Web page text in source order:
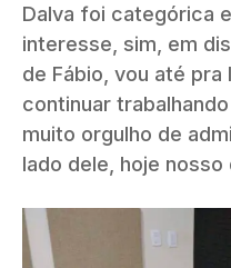
Dalva foi categórica
interesse, sim, em
de Fábio, vou até
continuar
muito orgulho de
lado dele, hoje nosso